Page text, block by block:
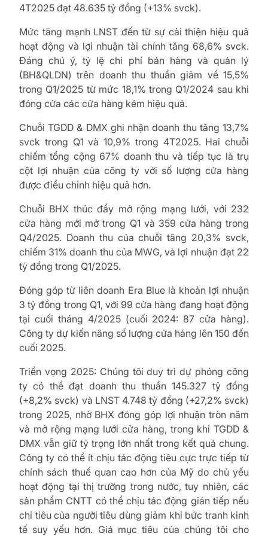
4T2025 đạt 48.635 tỷ đồng (+13% svck).
Mức tăng mạnh LNST đến từ sự cải thiện hiệu quả
hoạt động và lợi nhuận tài chính tăng 68,6% svck.
Đáng chú ý, tỷ lệ chi phí bán hàng và quản lý
(BH&QLDN) trên doanh thu thuần giảm về 15,5%
trong Q1/2025 từ mức 18,1% trong Q1/2024 sau khi
đóng cửa các cửa hàng kém hiệu quả.
Chuỗi TGDD & DMX ghi nhận doanh thu tăng 13,7%
svck trong Q1 và 10,9% trong 4T2025. Hai chuỗi
chiếm tổng cộng 67% doanh thu và tiếp tục là trụ
cột lợi nhuận của công ty với số lượng cửa hàng
được điều chỉnh hiệu quả hơn.
Chuỗi BHX thúc đẩy mở rộng mạng lưới, với 232
cửa hàng mới mở trong Q1 và 359 cửa hàng trong
Q4/2025. Doanh thu của chuỗi tăng 20,3% svck,
chiếm 31% doanh thu của MWG, và lợi nhuận đạt 22
tỷ đồng trong Q1/2025.
Đóng góp từ liên doanh Era Blue là khoản lợi nhuận
3 tỷ đồng trong Q1, với 99 cửa hàng đang hoạt động
tại cuối tháng 4/2025 (cuối 2024: 87 cửa hàng).
Công ty dự kiến nâng số lượng cửa hàng lên 150 đến
cuối 2025.
Triển vọng 2025: Chúng tôi duy trì dự phóng công
ty có thể đạt doanh thu thuần 145.327 tỷ đồng
(+8,2% svck) và LNST 4.748 tỷ đồng (+27,2% svck)
trong 2025, nhờ BHX đóng góp lợi nhuận tròn năm
và mở rộng mạng lưới cửa hàng, trong khi TGDD &
DMX vẫn giữ tỷ trọng lớn nhất trong kết quả chung.
Công ty có thể ít chịu tác động tiêu cực trực tiếp từ
chính sách thuế quan cao hơn của Mỹ do chủ yếu
hoạt động tại thị trường trong nước, tuy nhiên, các
sản phẩm CNTT có thể chịu tác động gián tiếp nếu
chi tiêu của người tiêu dùng giảm khi bức tranh kinh
tế suy yếu hơn. Giá mục tiêu của chúng tôi cho